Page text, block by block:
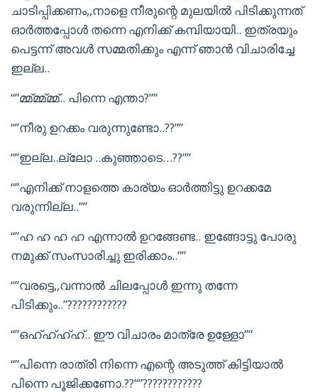
ചാടിപ്പിക്കണം,,നാളെ നീരുന്റെ മുലയിൽ പിടിക്കുന്നത്
ഓർത്തപ്പോൾ തന്നെ എനിക്ക് കമ്പിയായി.. ഇത്രയും
പെട്ടന്ന് അവൾ സമ്മതിക്കും എന്ന് ഞാൻ വിചാരിച്ചേ
ഇല്ല..
“”മ്മ്മ്മ്മ്മ്.. പിന്നെ എന്താ?””
“”നീരു ഉറക്കം വരുന്നുണ്ടോ..??””
“”ഇല്ല..ല്ലോ ..കുഞ്ഞാടെ…??””
“”എനിക്ക് നാളത്തെ കാര്യം ഓർത്തിട്ടു ഉറക്കമേ
വരുന്നില്ല..””
“”ഹ ഹ ഹ ഹ എന്നാൽ ഉറങ്ങേണ്ട.. ഇങ്ങോട്ടു പോരു
നമുക്ക് സംസാരിച്ചു ഇരിക്കാം..””
“”വരട്ടെ,,വന്നാൽ ചിലപ്പോൾ ഇന്നു തന്നേ
പിടിക്കും..”????????????
“”ഒഹ്ഹ്ഹ്ഹ്.. ഈ വിചാരം മാത്രേ ഉള്ളോ””
“”പിന്നെ രാത്രി നിന്നെ എന്റെ അടുത്ത് കിട്ടിയാൽ
പിന്നെ പൂജിക്കണോ.??””????????????